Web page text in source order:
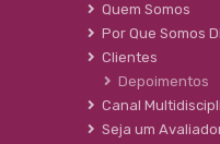
Quem Somos
Por Que Somos
Clientes
Depoimentos
Canal
Seja um